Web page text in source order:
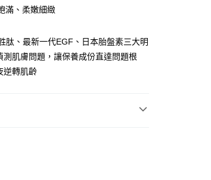
彰化商業銀行
台中商業銀行
華泰商業銀行
第一商業銀行
兆豐國際商業銀行
台中商業銀行
滿、柔嫩細緻
肽、最新一代EGF、日本胎盤素三大明
肌膚問題，讓保養成份直達問題根
逆轉肌齡